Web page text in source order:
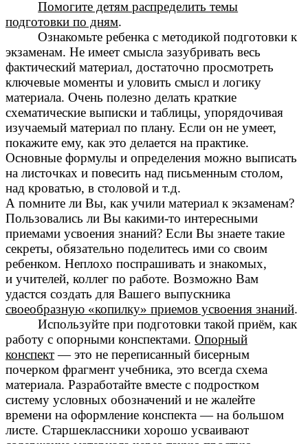
Помогите детям распределить темы
подготовки по дням.
Ознакомьте ребенка с методикой подготовки к
экзаменам. Не имеет смысла зазубривать весь
фактический материал, достаточно просмотреть
ключевые моменты и уловить смысл и логику
материала. Очень полезно делать краткие
схематические выписки и таблицы, упорядочивая
изучаемый материал по плану. Если он не умеет,
покажите ему, как это делается на практике.
Основные формулы и определения можно выписать
на листочках и повесить над письменным столом,
над кроватью, в столовой и т.д.
А помните ли Вы, как учили материал к экзаменам?
Пользовались ли Вы какими-то интересными
приемами усвоения знаний? Если Вы знаете такие
секреты, обязательно поделитесь ими со своим
ребенком. Неплохо поспрашивать и знакомых,
и учителей, коллег по работе. Возможно Вам
удастся создать для Вашего выпускника
своеобразную «копилку» приемов усвоения знаний.
Используйте при подготовки такой приём, как
работу с опорными конспектами. Опорный
конспект— это не переписанный бисерным
почерком фрагмент учебника, это всегда схема
материала. Разработайте вместе с подростком
систему условных обозначений и не жалейте
времени на оформление конспекта — на большом
листе. Старшеклассники хорошо усваивают